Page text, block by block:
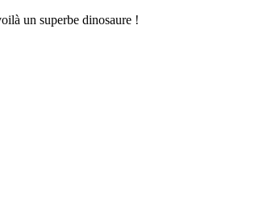
un superbe dinosaure !